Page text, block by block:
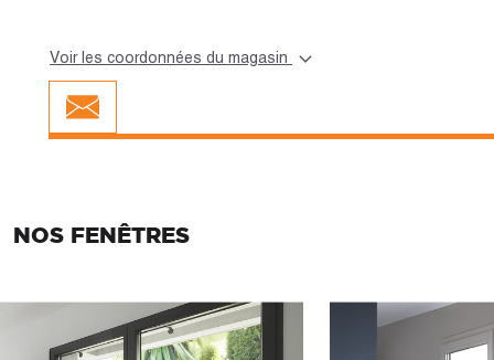
Voir les coordonnées du magasin
NOS FENÊTRES